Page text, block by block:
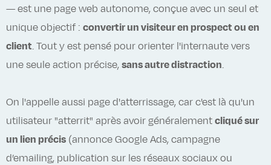
— est une page web autonome, conçue avec un seul et
unique objectif : convertir un visiteur en prospect ou en
client. Tout y est pensé pour orienter l'internaute vers
une seule action précise, sans autre distraction.
On l'appelle aussi page d'atterrissage, car c'est là qu'un
utilisateur "atterrit" après avoir généralement cliqué sur
un lien précis (annonce Google Ads, campagne
d’emailing, publication sur les réseaux sociaux ou